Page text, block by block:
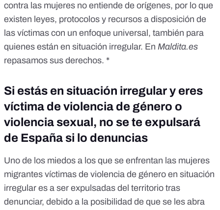
contra las mujeres no entiende de orígenes, por lo que
existen leyes, protocolos y recursos a disposición de
las víctimas con un enfoque universal, también para
quienes están en situación irregular. En Maldita.es
repasamos sus derechos. *
Si estás en situación irregular y eres
víctima de violencia de género o
violencia sexual, no se te expulsará
de España si lo denuncias
Uno de los miedos a los que se enfrentan las mujeres
migrantes víctimas de violencia de género en situación
irregular es a ser expulsadas del territorio tras
denunciar, debido a la posibilidad de que se les abra